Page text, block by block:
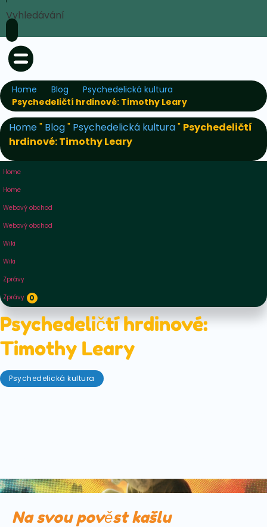
Vyhledávání
Home Blog
Psychedelická kultura
Psychedeličtí hrdinové: Timothy Leary
Home" Blog" Psychedelická kultura" Psychedeličtí
hrdinové: Timothy Leary
Home
Home
Webový obchod
Webový obchod
Wiki
Wiki
Zprávy
Zprávy 0
Psychedeličtí hrdinové:
Timothy Leary
Psychedelická kultura
Na svou pověst kašlu